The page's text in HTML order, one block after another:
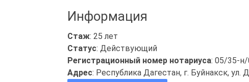
Информация
Стаж: 25 лет
Статус: Действующий
Регистрационный номер нотариуса: 05/35-н/
Адрес: Республика Дагестан, г. Буйнакск, ул.